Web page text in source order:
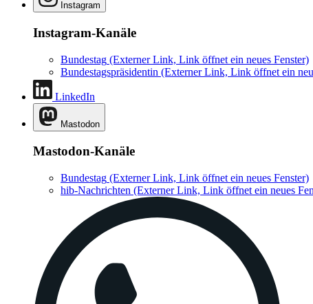
Instagram
Instagram-Kanäle
Bundestag (Externer Link, Link öffnet ein neues Fenster)
Bundestagspräsidentin (Externer Link, Link öffnet ein
LinkedIn
Mastodon
Mastodon-Kanäle
Bundestag (Externer Link, Link öffnet ein neues Fenster)
hib-Nachrichten (Externer Link, Link öffnet ein neues